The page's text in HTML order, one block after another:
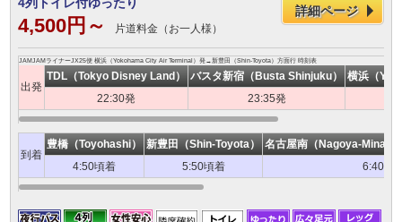
4列トイレ付ゆったり
4,500円～ 片道料金（お一人様）
詳細ページ
JAMJAMライナーJX25便 横浜（Yokohama City Air Terminal）発→新豊田（Shin-Toyota）方面行 時刻表
出発
TDL（Tokyo Disney Land） バスタ新宿（Busta Shinjuku）
横浜（
22:30発
23:35発
到着
豊橋（Toyohashi） 新豊田（Shin-Toyota）
名古屋南（Nagoya-
4:50頃着
5:50頃着 6:40頃